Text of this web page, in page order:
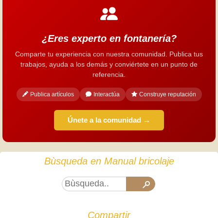
¿Eres experto en fontanería?
Comparte tu experiencia con nuestra comunidad. Publica tus
trabajos, ayuda a los demás y conviértete en un punto de
referencia.
Publica artículos Interactúa Construye reputación
Únete a la comunidad →
Bùsqueda en Manual bricolaje
Compartir